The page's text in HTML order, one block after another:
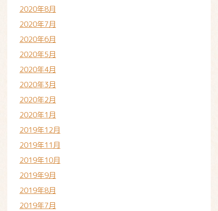
2020年8月
2020年7月
2020年6月
2020年5月
2020年4月
2020年3月
2020年2月
2020年1月
2019年12月
2019年11月
2019年10月
2019年9月
2019年8月
2019年7月